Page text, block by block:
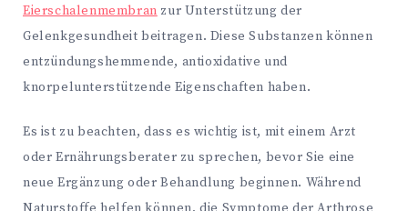
Eierschalenmembran zur Unterstützung der
Gelenkgesundheit beitragen. Diese Substanzen können
entzündungshemmende, antioxidative und
knorpelunterstützende Eigenschaften haben.
Es ist zu beachten, dass es wichtig ist, mit einem Arzt
oder Ernährungsberater zu sprechen, bevor Sie eine
neue Ergänzung oder Behandlung beginnen. Während